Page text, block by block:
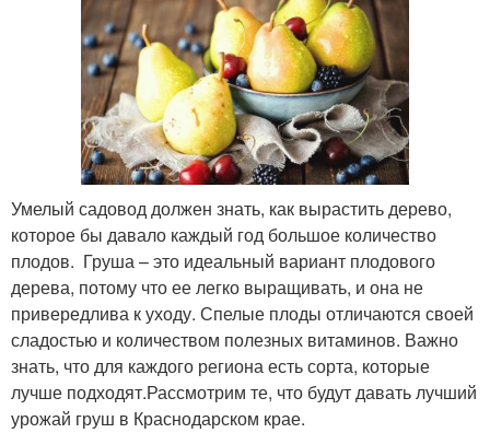
Умелый садовод должен знать, как вырастить дерево,
которое бы давало каждый год большое количество
плодов. Груша – это идеальный вариант плодового
дерева, потому что ее легко выращивать, и она не
привередлива к уходу. Спелые плоды отличаются своей
сладостью и количеством полезных витаминов. Важно
знать, что для каждого региона есть сорта, которые
лучше подходят.Рассмотрим те, что будут давать лучший
урожай груш в Краснодарском крае.